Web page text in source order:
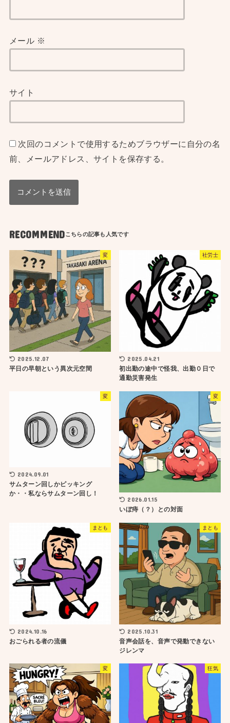
メール ※
サイト
次回のコメントで使用するためブラウザーに自分の名
前、メールアドレス、サイトを保存する。
RECOMMEND
変
2025.12.07
平日の早朝という異次元空間
社労士
2025.04.21
初出勤の途中で怪我、出勤０日で
通勤災害発生
変
2024.09.01
サムターン回しかピッキング
か・・私ならサムターン回し！
変
2026.01.15
いぼ痔（？）との対面
まとも
2024.10.16
おごられる者の流儀
まとも
2025.10.31
音声会話を、音声で発動できない
ジレンマ
変 狂気